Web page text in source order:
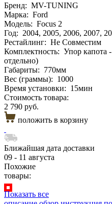
Бренд: MV-TUNING
Марка: Ford
Модель: Focus 2
Год: 2004, 2005, 2006, 2007,
Рестайлинг: Не Совместим
Комплектность: Упор капота
отдельно)
Габариты: 770мм
Вес (граммы): 1000
Время установки: 15мин
Стоимость товара:
2 790 руб.
положить в корзину
Ближайшая дата доставки
09 - 11 августа
Похожие
товары:
Показать все